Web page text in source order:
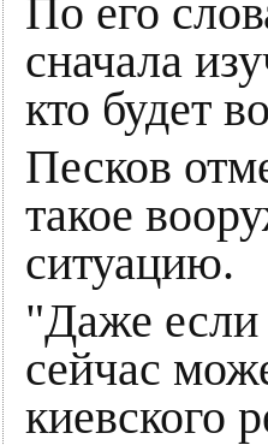
По его
сначала
кто будет
Песков
такое
ситуацию.
"Даже если
сейчас
киевского